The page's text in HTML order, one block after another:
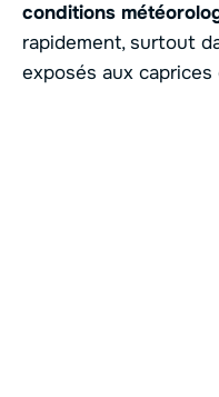
conditions
rapidement, surtout
exposés aux caprices